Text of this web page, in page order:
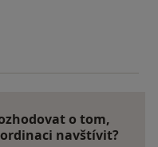
Váš účet byl odstraněn
o tom,
navštívit?